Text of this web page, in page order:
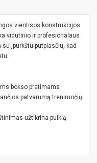
vientisos konstrukcijos
vidutinio ir profesionalaus
su įpurkštu putplasčiu, kad
bokso pratimams
patvarumą treniruočių
užtikrina puikią